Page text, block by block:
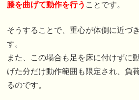
膝を曲げて動作を行う ことです。
そうすることで、重心が体側に近づ
す。
また、この場合も足を床に付けずに
げた分だけ動作範囲も限定され、負
るのです。